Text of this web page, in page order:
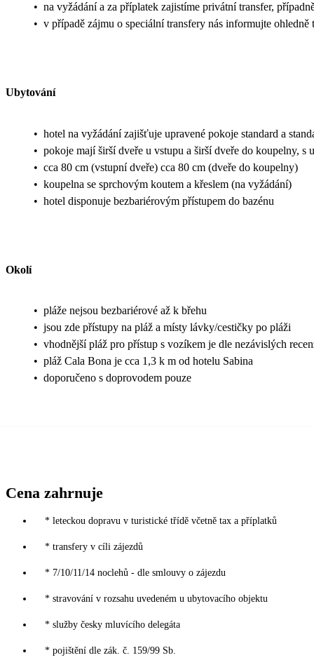
• na vyžádání a za příplatek zajistíme privátní transfer,
• v případě zájmu o speciální transfery nás informujte
Ubytování
• hotel na vyžádání zajišťuje upravené pokoje standard a
• pokoje mají širší dveře u vstupu a širší dveře do koupelny,
• cca 80 cm (vstupní dveře) cca 80 cm (dveře do koupelny)
• koupelna se sprchovým koutem a křeslem (na vyžádání)
• hotel disponuje bezbariérovým přístupem do bazénu
Okolí
• pláže nejsou bezbariérové až k břehu
• jsou zde přístupy na pláž a místy lávky/cestičky po pláži
• vhodnější pláž pro přístup s vozíkem je dle nezávislých
• pláž Cala Bona je cca 1,3 k m od hotelu Sabina
• doporučeno s doprovodem pouze
Cena zahrnuje
* leteckou dopravu v turistické třídě včetně tax a příplatků
* transfery v cíli zájezdů
* 7/10/11/14 noclehů - dle smlouvy o zájezdu
* stravování v rozsahu uvedeném u ubytovacího objektu
* služby česky mluvícího delegáta
* pojištění dle zák. č. 159/99 Sb.